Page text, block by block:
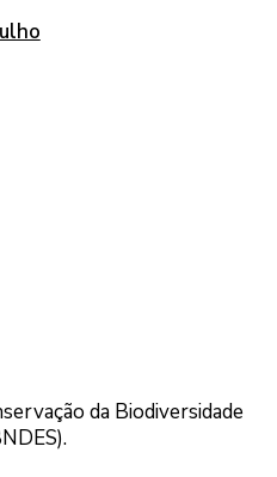
da Biodiversidade